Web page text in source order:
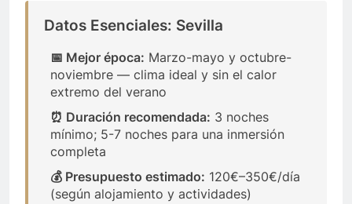
Datos Esenciales: Sevilla
📅 Mejor época: Marzo-mayo y octubre-
noviembre — clima ideal y sin el calor
extremo del verano
⏰ Duración recomendada: 3 noches
mínimo; 5-7 noches para una inmersión
completa
💰 Presupuesto estimado: 120€–350€/día
(según alojamiento y actividades)